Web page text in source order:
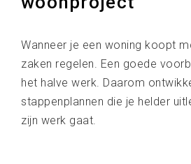
Wanneer je een woning koopt
zaken regelen. Een goede
het halve werk. Daarom
stappenplannen die je helder
zijn werk gaat.